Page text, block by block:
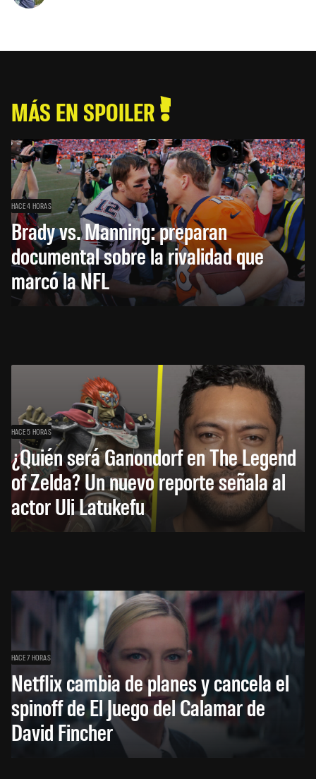
MÁS EN SPOILER
HACE 4 HORAS
Brady vs. Manning: preparan
documental sobre la rivalidad que
marcó la NFL
HACE 5 HORAS
¿Quién será Ganondorf en The Legend
of Zelda? Un nuevo reporte señala al
actor Uli Latukefu
HACE 7 HORAS
Netflix cambia de planes y cancela el
spinoff de El Juego del Calamar de
David Fincher